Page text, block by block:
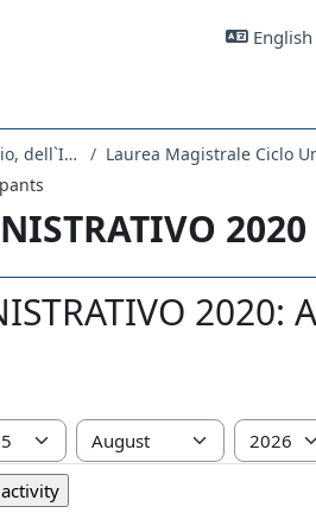
Dipartimento di Scienze Giuridiche, del Linguaggio, dell`Interpretazione e della Traduzione Laurea Magistrale Ciclo
2020
2020:
Month Year